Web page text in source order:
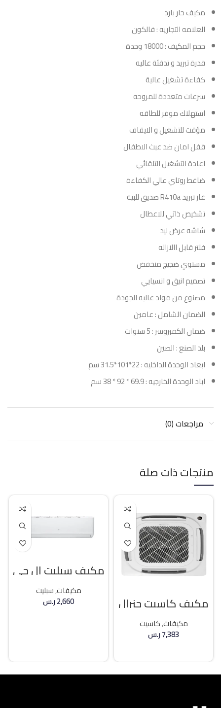
مكيف حار بارد
العلامه التجاريه : فالكون
حجم المكيف : 18000 وحدة
قدرة تبريد و تدفئة عاليه
كفاءة تشغيل عالية
سرعات متعددة للمروحه
استهلاك موفر للطاقه
مؤقت للتشغيل و الايقاف
قفل امان ضد عبث الاطفال
اعادة التشغيل التلقائي
ضاغط روتاي عالي الكفاءة
غاز تبريد R410a صديق للبية
تشخيص ذاتي للاعطال
شاشه عرض ليد
فلتر قابل االازاله
مستوي ضجيج منخفض
تصميم انيق و انسيايي
مصنوع من مواد عاليه الجودة
الضمان الشامل : عامين
ضمان الكمبروسر : 5 سنوات
بلد الصنع : الصين
ابعاد الوحدة الداخليه : 22*101*31.5 سم
اباد الوحدة الخارجيه : 69.9 * 92 * 38 سم
مراجعات (0)
منتجات ذات صلة
مكيف كاسيت جنرال
كلاس 36000 وحدهحار / بارد
مكيفات,كاسيت
7,383ر.س
مكيف سبليت ال جي
18400 وحده بارد
مكيفات,سبليت
2,660ر.س